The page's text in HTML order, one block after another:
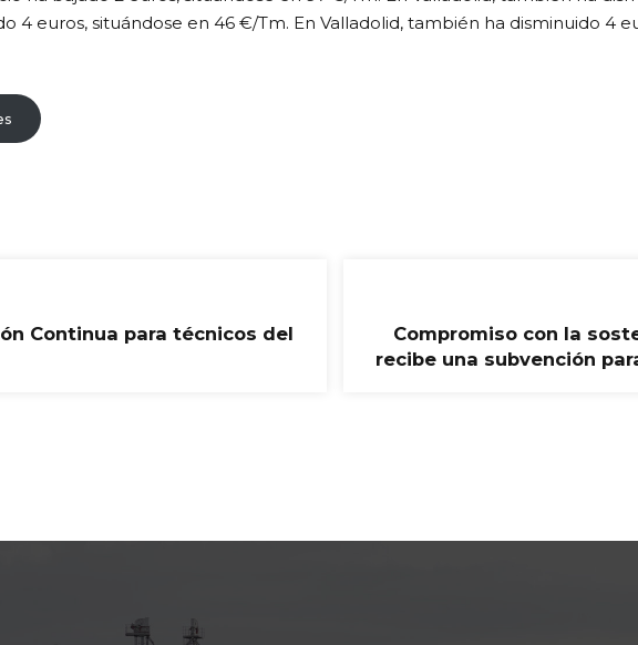
4 euros, situándose en 46 €/Tm. En Valladolid, también ha disminuido 4
Continua para técnicos del
Compromiso con la
recibe una subvención